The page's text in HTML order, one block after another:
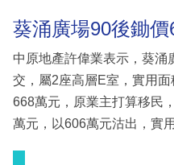
葵涌廣場90後鋤價
中原地產許偉業表示，葵涌
交，屬2座高層E室，實用
668萬元，原業主打算移民
萬元，以606萬元沽出，實